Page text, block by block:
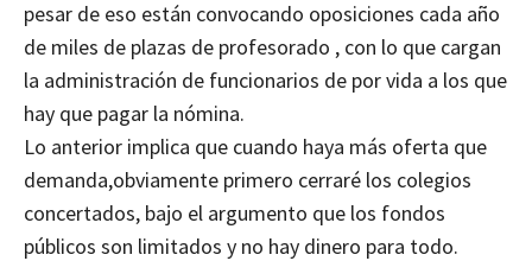
pesar de eso están convocando oposiciones cada año
de miles de plazas de profesorado , con lo que cargan
la administración de funcionarios de por vida a los que
hay que pagar la nómina.
Lo anterior implica que cuando haya más oferta que
demanda,obviamente primero cerraré los colegios
concertados, bajo el argumento que los fondos
públicos son limitados y no hay dinero para todo.